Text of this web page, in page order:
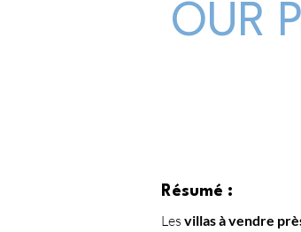
OUR
Résumé :
Les villas à vendre